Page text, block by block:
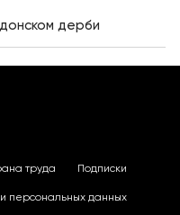
дерби
труда Подписки
персональных данных